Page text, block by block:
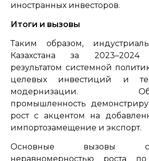
иностранных инвесторов.
Итоги и вызовы
Таким образом,
Казахстана за
результатом системной
целевых инвестиций и
модернизации.
промышленность
рост с акцентом на
импортозамещение и экспорт.
Основные вызовы
неравномерностью роста